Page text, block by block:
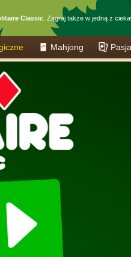
Classic . Zagraj także w jedną z
Mahjong